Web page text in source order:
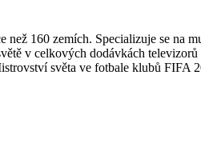
160 zemích. Specializuje se na
v celkových dodávkách
světa ve fotbale klubů FIFA